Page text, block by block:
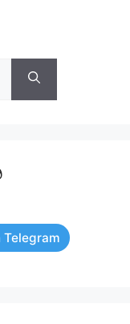
Telegram